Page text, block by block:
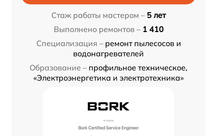
Стаж работы мастером – 5 лет
Выполнено ремонтов – 1 410
Специализация – ремонт пылесосов и
водонагревателей
Образование – профильное техническое,
«Электроэнергетика и электротехника»